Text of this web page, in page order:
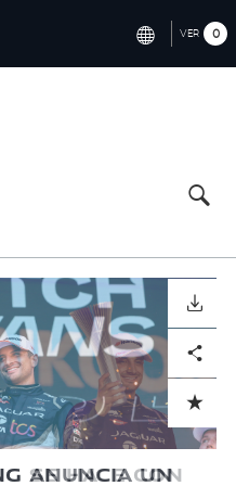
FRANCE (FRANÇAIS)
ITALY (ITALIANO)
VER 0
DESCARGAR
Facebook
X LinkedInShare
ADD TO CART
ANUNCIA UN
DESCARGAR
Facebook
X LinkedInShare
ADD TO CART
SE HACE CON
DESCARGAR
Facebook
X LinkedInShare
ADD TO CART
SE DISPONE A
DESCARGAR
Facebook
X LinkedInShare
ADD TO CART
SAM BIRD Y
DESCARGAR
Facebook
X LinkedInShare
ADD TO CART
JAGUAR TCS
DESCARGAR
Facebook
X LinkedInShare
ADD TO CART
SU